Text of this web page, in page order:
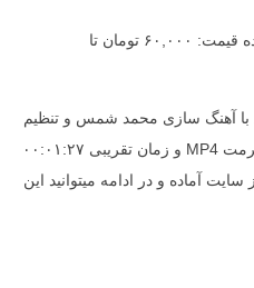
محدوده قیمت: ۶۰,۰۰۰ تومان تا
با آهنگ سازی محمد شمس و تنظیم
النا یوسفی در یک ویدیو آموزشی با فرمت MP4 و زمان تقریبی ۰۰:۰۱:۲۷
آماده و در ادامه میتوانید این